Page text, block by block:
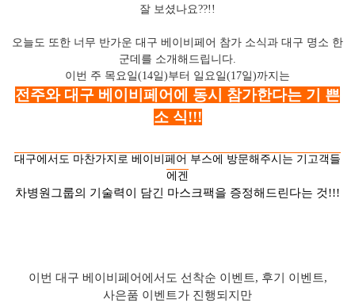
잘 보셨나요??!!
오늘도 또한 ​너무 반가운 대구 베이비페어 참가 소식과 대구 명소 한
군데를 소개해드립니다.
이번 주 목요일(14일)부터 ​일요일(17일)까지는
전주와 대구 베이비페어에 동시 참가한다는 기
쁜
소 식!!!
대구에서도 마찬가지로 베이비페어 부스에 방문해주시는 기고객들
에겐
차병원그룹의 기술력이 담긴 마스크팩을 증정해드린다는 것!!!
이번 ​대구 베이비페어에서도 선착순 이벤트, 후기 이벤트,
사은품 이벤트가 진행되지만